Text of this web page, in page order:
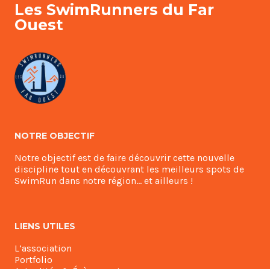
Les SwimRunners du Far
Ouest
NOTRE OBJECTIF
Notre objectif est de faire découvrir cette nouvelle
discipline tout en découvrant les meilleurs spots de
SwimRun dans notre région… et ailleurs !
LIENS UTILES
L’association
Portfolio